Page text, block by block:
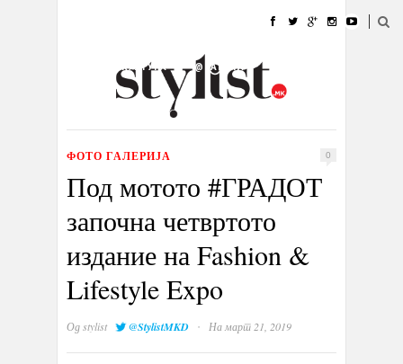
УБАВИНА
КУЛТУРА @РАБОТА
ИЗЛОГ
ФОТО ГАЛЕРИЈА 0
Под мотото #ГРАДОТ
започна четвртото
издание на Fashion &
Lifestyle Expo
Одstylist @StylistMKD · На март 21, 2019